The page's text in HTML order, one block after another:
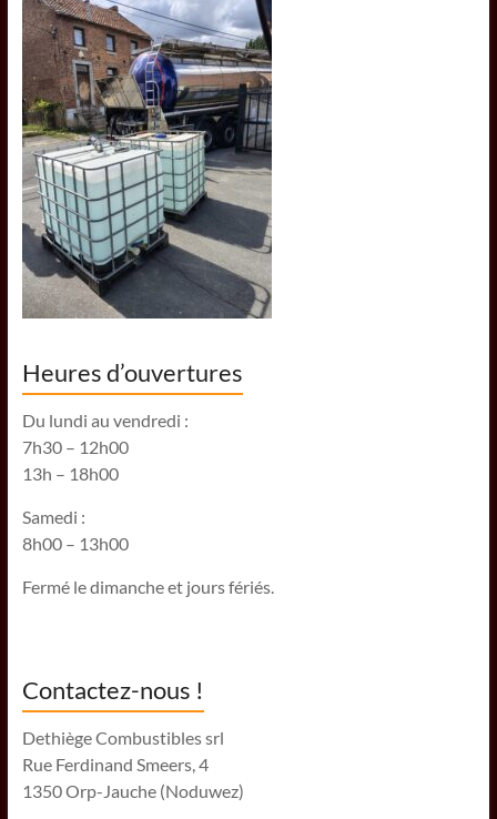
combustibles
Heures d’ouvertures
Du lundi au vendredi :
7h30 – 12h00
13h – 18h00
Samedi :
8h00 – 13h00
Fermé le dimanche et jours fériés.
Contactez-nous !
Dethiège Combustibles srl
Rue Ferdinand Smeers, 4
1350 Orp-Jauche (Noduwez)